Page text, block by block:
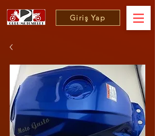
Giriş Yap